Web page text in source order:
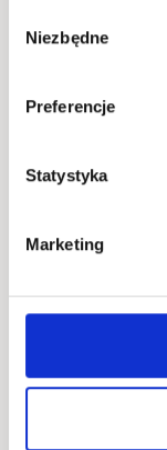
zgody
Niezbędne
Preferencje
Statystyka
Marketing